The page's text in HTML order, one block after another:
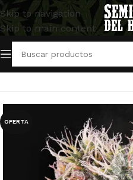
Skip to navigation
Skip to main content
Inicio/Semillas Feminizadas/
OFERTA